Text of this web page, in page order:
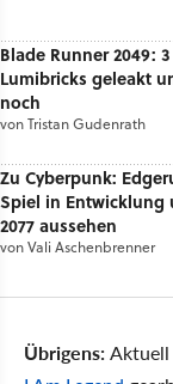
Blade Runner 2049:
Lumibricks geleakt
noch
vonTristan Gudenrath
Zu Cyberpunk:
Spiel in Entwicklung
2077 aussehen
vonVali Aschenbrenner
Übrigens: